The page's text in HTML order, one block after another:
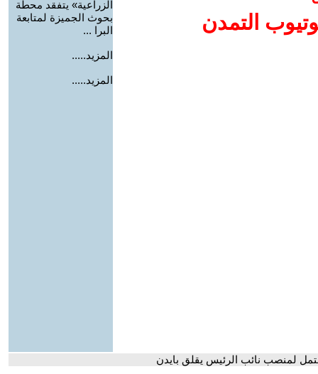
التمدن
الزراعية» يتفقد محطة
بحوث الجميزة لمتابعة
البرا ...
المزيد.....
المزيد.....
لمنصب نائب الرئيس يقلق بايدن